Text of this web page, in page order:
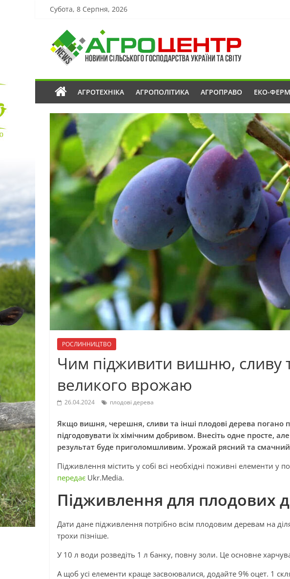
Субота, 8 Серпня, 2026
АГРОТЕХНІКА АГРОПОЛІТИКА АГРОПРАВО ЕКО-
РОСЛИННИЦТВО
Чим підживити вишню, сливу
великого врожаю
26.04.2024 плодові дерева
Якщо вишня, черешня, сливи та інші плодові дерева погано
підгодовувати їх хімічним добривом. Внесіть одне просте,
результат буде приголомшливим. Урожай рясний та
Підживлення містить у собі всі необхідні поживні елементи у
передає Ukr.Media.
Підживлення для плодових
Дати дане підживлення потрібно всім плодовим деревам на
трохи пізніше.
У 10 л води розведіть 1 л банку, повну золи. Це основне
А щоб усі елементи краще засвоювалися, додайте 9% оцет. 1